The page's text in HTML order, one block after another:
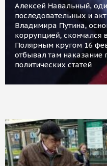
Алексей Навальный,
последовательных и
Владимира Путина,
коррупцией, скончался
Полярным кругом 16
отбывал там наказание
политических статей